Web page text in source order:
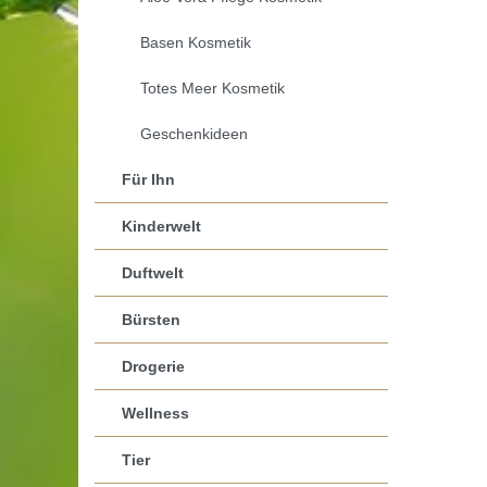
Basen Kosmetik
Totes Meer Kosmetik
Geschenkideen
Für Ihn
Kinderwelt
Duftwelt
Bürsten
Drogerie
Wellness
Tier